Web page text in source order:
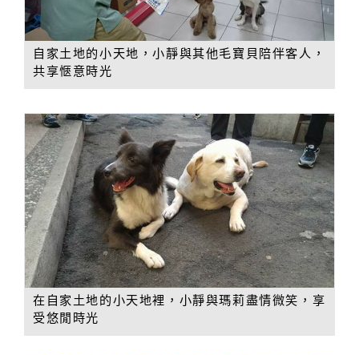
自家土地的小天地，小靜與其他毛寶貝陪伴客人，
共享愜意時光
在自家土地的小天地裡，小靜與瑪莉盡情微笑，享
受悠閒時光